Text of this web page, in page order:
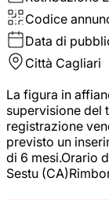
Codice
Data di
Città Cagliari
La figura in
supervisione del
registrazione
previsto un
di 6 mesi.Orario
Sestu